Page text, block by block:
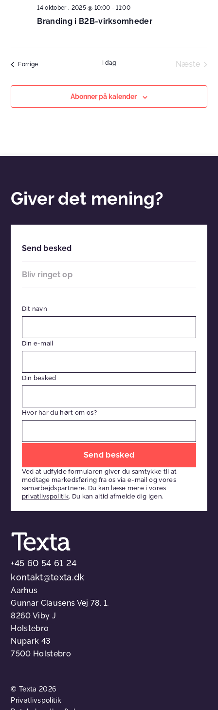
Branding i B2B-virksomheder
14 oktober , 2025 @ 10:00 -11:00
ForrigeBegivenheder I dag
Næste
Abonner på kalender
Giver det mening?
Send besked
Bliv ringet op
Dit navn
Din e-mail
Din besked
Hvor har du hørt om os?
dette
felt
tomt
Ved at udfylde formularen giver du samtykke til at
modtage markedsføring fra os via e-mail og vores
samarbejdspartnere. Du kan læse mere i vores
privatlivspolitik. Du kan altid afmelde dig igen.
+45 60 54 61 24
kontakt@texta.dk
Aarhus
Gunnar Clausens Vej 78, 1,
8260 Viby J
Holstebro
Nupark 43
7500 Holstebro
© Texta 2026
Privatlivspolitik